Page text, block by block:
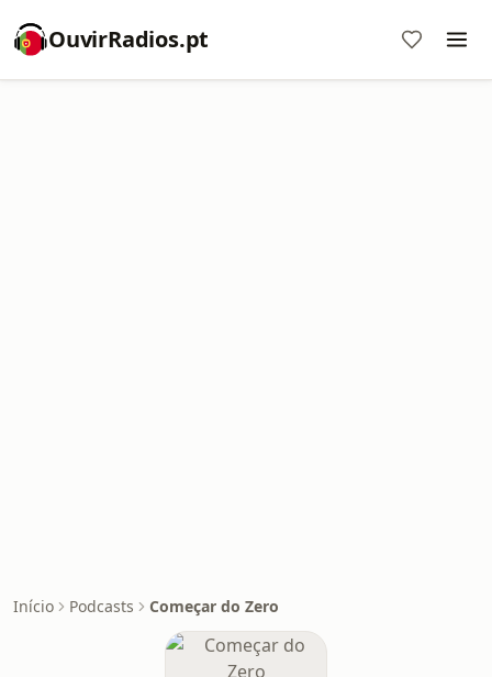
OuvirRadios.pt
Início Podcasts Começar do Zero